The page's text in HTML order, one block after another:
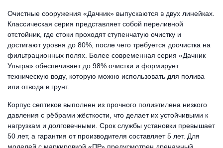
Очистные сооружения «Дачник» выпускаются в двух линейках.
Классическая серия представляет собой переливной
отстойник, где стоки проходят ступенчатую очистку и
достигают уровня до 80%, после чего требуется доочистка на
фильтрационных полях. Более современная серия «Дачник
Ультра» обеспечивает до 98% очистки и формирует
техническую воду, которую можно использовать для полива
или отвода в грунт.
Корпус септиков выполнен из прочного полиэтилена низкого
давления с рёбрами жёсткости, что делает их устойчивыми к
нагрузкам и долговечными. Срок службы установки превышает
50 лет, а гарантия от производителя составляет 5 лет. Для
моделей с маркировкой «ПР» предусмотрен дренажный